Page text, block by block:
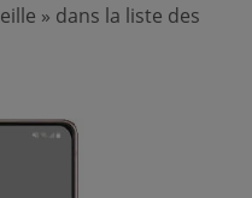
» dans la liste des